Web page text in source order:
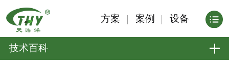
方案 案例 设备
技术百科